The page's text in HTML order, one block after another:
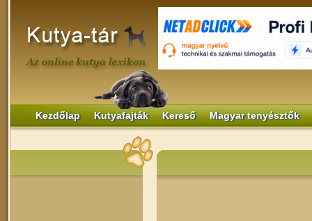
Kezdőlap Kutyafajták Kereső Magyar tenyésztők